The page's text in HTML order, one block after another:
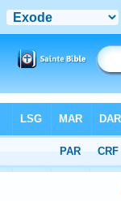
Chapitre 19> Verset 3